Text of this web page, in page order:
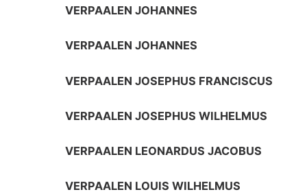
VERPAALEN JOHANNES
VERPAALEN JOHANNES
VERPAALEN JOSEPHUS FRANCISCUS
VERPAALEN JOSEPHUS WILHELMUS
VERPAALEN LEONARDUS JACOBUS
VERPAALEN LOUIS WILHELMUS